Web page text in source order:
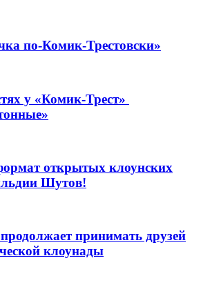
по-Комик-Трестовски»
у «Комик-Трест»
открытых клоунских
Шутов!
принимать друзей
клоунады